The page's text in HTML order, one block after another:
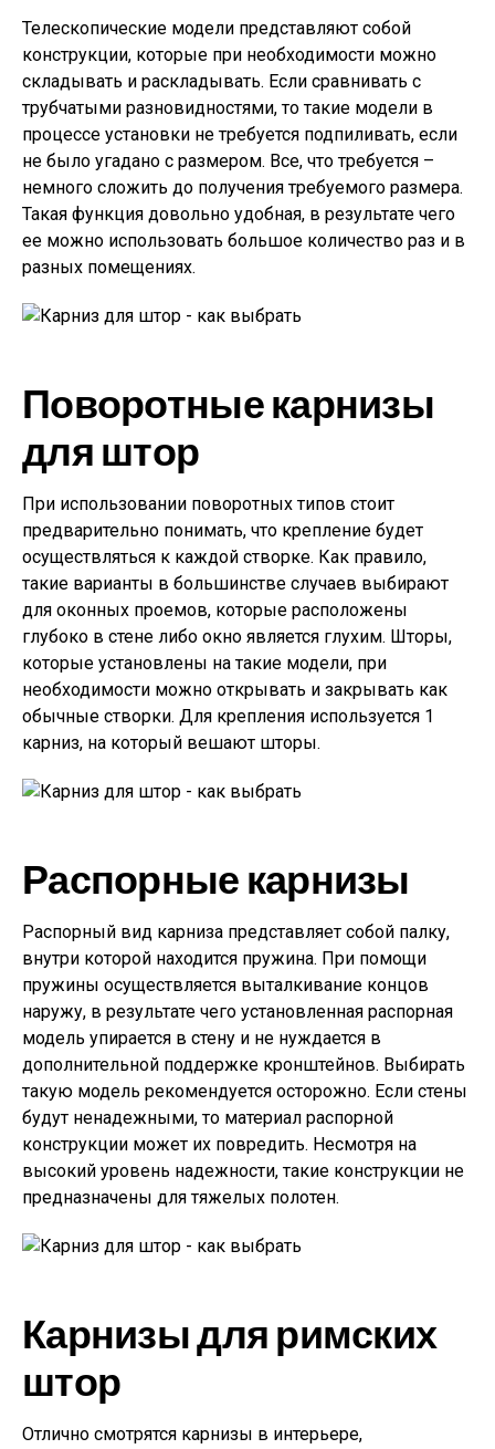
Телескопические модели представляют собой
конструкции, которые при необходимости можно
складывать и раскладывать. Если сравнивать с
трубчатыми разновидностями, то такие модели в
процессе установки не требуется подпиливать, если
не было угадано с размером. Все, что требуется –
немного сложить до получения требуемого размера.
Такая функция довольно удобная, в результате чего
ее можно использовать большое количество раз и в
разных помещениях.
Поворотные карнизы
для штор
При использовании поворотных типов стоит
предварительно понимать, что крепление будет
осуществляться к каждой створке. Как правило,
такие варианты в большинстве случаев выбирают
для оконных проемов, которые расположены
глубоко в стене либо окно является глухим. Шторы,
которые установлены на такие модели, при
необходимости можно открывать и закрывать как
обычные створки. Для крепления используется 1
карниз, на который вешают шторы.
Распорные карнизы
Распорный вид карниза представляет собой палку,
внутри которой находится пружина. При помощи
пружины осуществляется выталкивание концов
наружу, в результате чего установленная распорная
модель упирается в стену и не нуждается в
дополнительной поддержке кронштейнов. Выбирать
такую модель рекомендуется осторожно. Если стены
будут ненадежными, то материал распорной
конструкции может их повредить. Несмотря на
высокий уровень надежности, такие конструкции не
предназначены для тяжелых полотен.
Карнизы для римских
штор
Отлично смотрятся карнизы в интерьере,